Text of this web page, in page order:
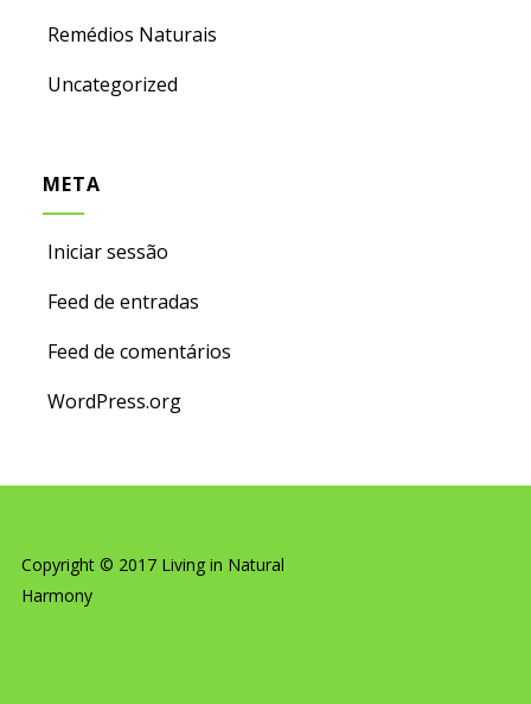
Remédios Naturais
Uncategorized
META
Iniciar sessão
Feed de entradas
Feed de comentários
WordPress.org
Copyright © 2017 Living in Natural
Harmony